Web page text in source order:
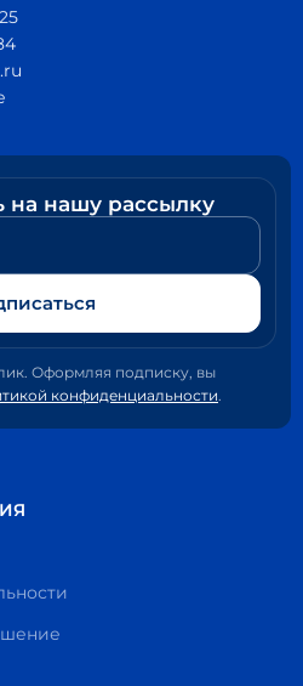
на нашу рассылку
Оформляя подписку, вы
конфиденциальности